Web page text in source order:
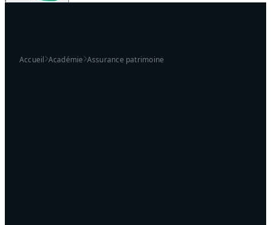
Accueil Académie Assurance patrimoine